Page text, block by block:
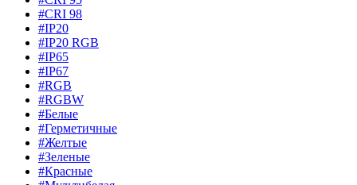
#CRI 98
#IP20
#IP20 RGB
#IP65
#IP67
#RGB
#RGBW
#Белые
#Герметичные
#Желтые
#Зеленые
#Красные